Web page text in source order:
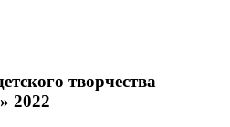
творчества
2022